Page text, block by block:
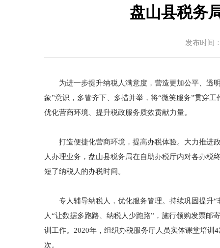
盘山县税务
发布时间
为进一步提升纳税人满意度，营造更加公平、透明
象”意识，多管齐下、多措并举，将“微笑服务”贯穿
优化营商环境、提升税政服务质效贡献力量。
打造便捷化营商环境，提高办税体验。大力推进政
人办理业务，盘山县税务局在自助办税厅内对各办税
短了纳税人的办税时间。
专人辅导纳税人，优化服务管理。持续巩固提升“
人“让数据多跑路、纳税人少跑路”，施行领购发票邮
训工作。2020年，组织办税服务厅人员实体课堂培训
次。